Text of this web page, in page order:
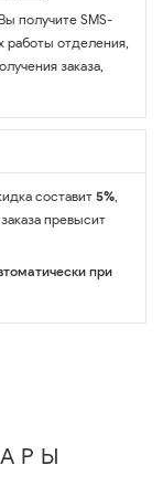
получите SMS-
работы отделения,
заказа,
составит 5%,
превысит
при